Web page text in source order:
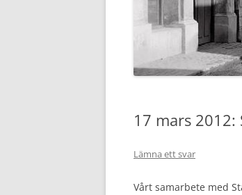
SLÄKTFORSKARFÖRBUNDS
WEBBSHOP
17 mars
Lämna ett svar
Vårt samarbete med